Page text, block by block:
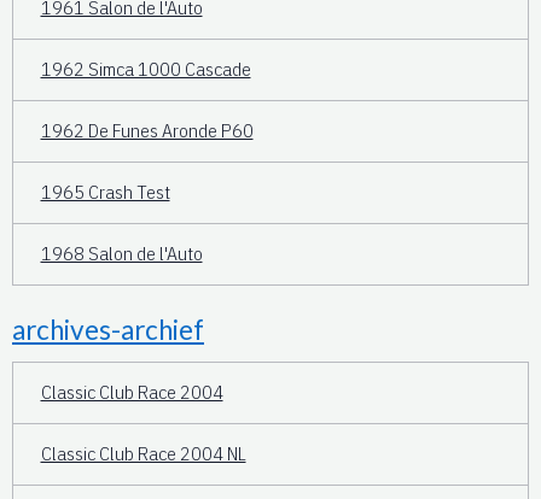
1961 Salon de l'Auto
1962 Simca 1000 Cascade
1962 De Funes Aronde P60
1965 Crash Test
1968 Salon de l'Auto
archives-archief
Classic Club Race 2004
Classic Club Race 2004 NL